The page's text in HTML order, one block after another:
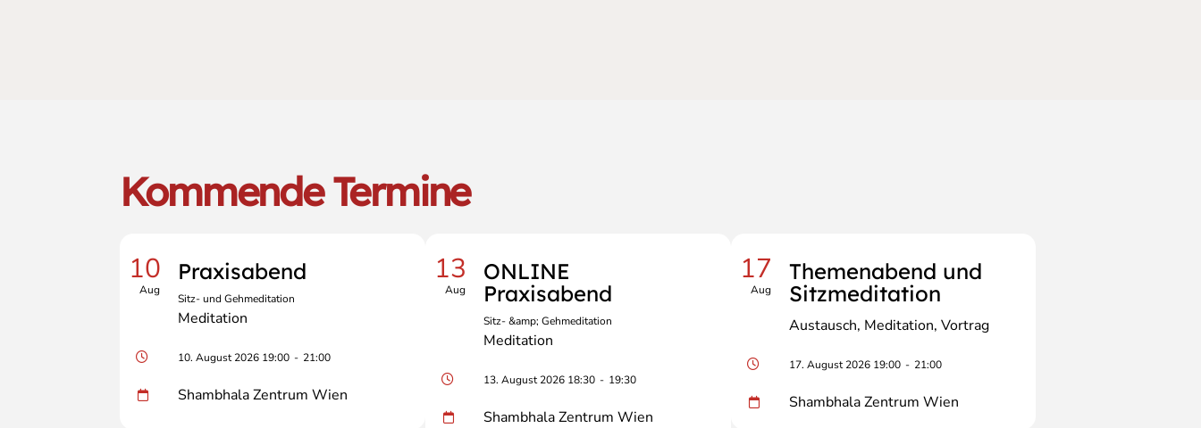
Kommende Termine
10
Aug
Praxisabend
Sitz- und Gehmeditation
Meditation
10. August 2026 19:00 - 21:00
Shambhala Zentrum Wien
13
Aug
ONLINE
Praxisabend
Sitz- &amp; Gehmeditation
Meditation
13. August 2026 18:30 - 19:30
Shambhala Zentrum Wien
17
Aug
Themenabend und
Sitzmeditation
Austausch Meditation Vortrag
17. August 2026 19:00 - 21:00
Shambhala Zentrum Wien